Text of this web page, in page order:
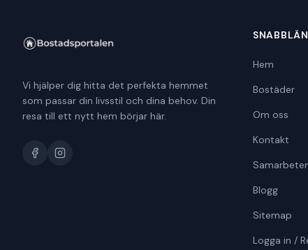
Vi hjälper dig hitta det perfekta hemmet
som passar din livsstil och dina behov. Din
resa till ett nytt hem börjar här.
Hem
Bostäder
Om oss
Kontakt
Blogg
Sitemap
Logga in /